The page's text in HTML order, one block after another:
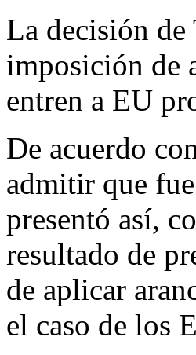
La decisión
imposición de
entren a EU
De acuerdo
admitir que
presentó así,
resultado de
de aplicar
el caso de los